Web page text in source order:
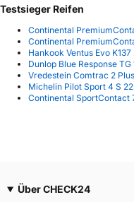
Testsieger Reifen
Continental
Continental
Hankook Ventus Evo
Dunlop Blue Response
Vredestein Comtrac 2
Michelin Pilot Sport 4 S
Continental SportContact
Über CHECK24